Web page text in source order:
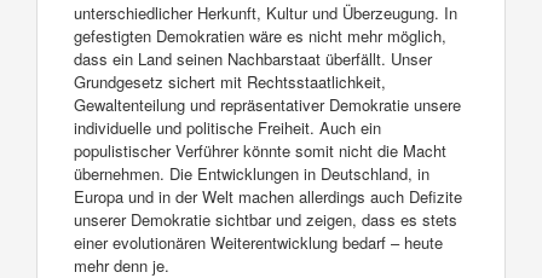
unterschiedlicher Herkunft, Kultur und Überzeugung. In
gefestigten Demokratien wäre es nicht mehr möglich,
dass ein Land seinen Nachbarstaat überfällt. Unser
Grundgesetz sichert mit Rechtsstaatlichkeit,
Gewaltenteilung und repräsentativer Demokratie unsere
individuelle und politische Freiheit. Auch ein
populistischer Verführer könnte somit nicht die Macht
übernehmen. Die Entwicklungen in Deutschland, in
Europa und in der Welt machen allerdings auch Defizite
unserer Demokratie sichtbar und zeigen, dass es stets
einer evolutionären Weiterentwicklung bedarf – heute
mehr denn je.